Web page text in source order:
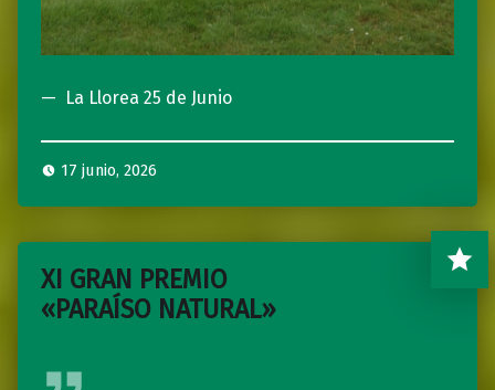
La Llorea 25 de Junio
17 junio, 2026
XI GRAN PREMIO
«PARAÍSO NATURAL»